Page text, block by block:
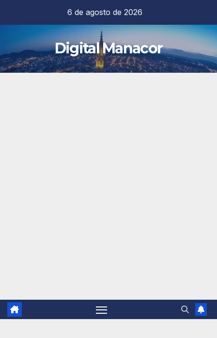
contenido
6 de agosto de 2026
Digital Manacor